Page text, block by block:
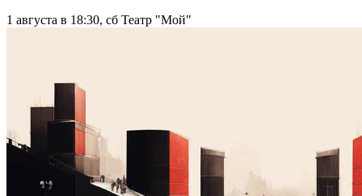
1 августа в 18:30, сб Театр "Мой"